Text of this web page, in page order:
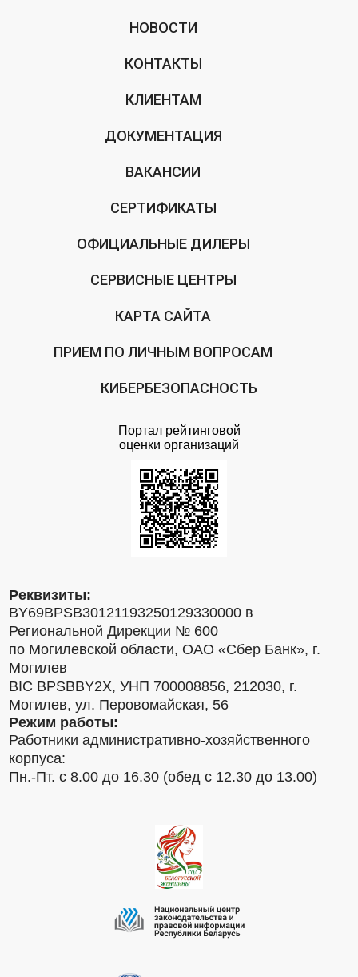
НОВОСТИ
КОНТАКТЫ
КЛИЕНТАМ
ДОКУМЕНТАЦИЯ
ВАКАНСИИ
СЕРТИФИКАТЫ
ОФИЦИАЛЬНЫЕ ДИЛЕРЫ
СЕРВИСНЫЕ ЦЕНТРЫ
КАРТА САЙТА
ПРИЕМ ПО ЛИЧНЫМ ВОПРОСАМ
КИБЕРБЕЗОПАСНОСТЬ
Портал рейтинговой
оценки организаций
Реквизиты:
BY69BPSB30121193250129330000 в
Региональной Дирекции № 600
по Могилевской области, ОАО «Сбер Банк», г.
Могилев
BIC BPSBBY2X, УНП 700008856, 212030, г.
Могилев, ул. Перовомайская, 56
Режим работы:
Работники административно-хозяйственного
корпуса:
Пн.-Пт. с 8.00 до 16.30 (обед с 12.30 до 13.00)